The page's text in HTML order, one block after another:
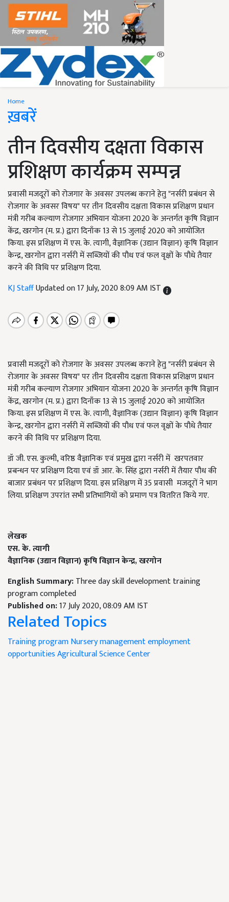
Home
ख़बरें
तीन दिवसीय दक्षता विकास
प्रशिक्षण कार्यक्रम सम्पन्न
प्रवासी मजदूरों को रोजगार के अवसर उपलब्ध कराने हेतु "नर्सरी प्रबंधन से
रोजगार के अवसर विषय" पर तीन दिवसीय दक्षता विकास प्रशिक्षण प्रधान
मंत्री गरीब कल्याण रोजगार अभियान योजना 2020 के अन्तर्गत कृषि विज्ञान
केंद्र, खरगोन (म. प्र.) द्वारा दिनाँक 13 से 15 जुलाई 2020 को आयोजित
किया. इस प्रशिक्षण में एस. के. त्यागी, वैज्ञानिक (उद्यान विज्ञान) कृषि विज्ञान
केन्द्र, खरगोन द्वारा नर्सरी में सब्जियों की पौध एवं फल वृक्षों के पौधे तैयार
करने की विधि पर प्रशिक्षण दिया.
KJ StaffUpdated on 17 July, 2020 8:09 AM IST
प्रवासी मजदूरों को रोजगार के अवसर उपलब्ध कराने हेतु "नर्सरी प्रबंधन से
रोजगार के अवसर विषय" पर तीन दिवसीय दक्षता विकास प्रशिक्षण प्रधान
मंत्री गरीब कल्याण रोजगार अभियान योजना 2020 के अन्तर्गत कृषि विज्ञान
केंद्र, खरगोन (म. प्र.) द्वारा दिनाँक 13 से 15 जुलाई 2020 को आयोजित
किया. इस प्रशिक्षण में एस. के. त्यागी, वैज्ञानिक (उद्यान विज्ञान) कृषि विज्ञान
केन्द्र, खरगोन द्वारा नर्सरी में सब्जियों की पौध एवं फल वृक्षों के पौधे तैयार
करने की विधि पर प्रशिक्षण दिया.
डॉ जी. एस. कुल्मी, वरिष्ठ वैज्ञानिक एवं प्रमुख द्वारा नर्सरी में खरपतवार
प्रबन्धन पर प्रशिक्षण दिया एवं डॉ आर. के. सिंह द्वारा नर्सरी में तैयार पौध की
बाजार प्रबंधन पर प्रशिक्षण दिया. इस प्रशिक्षण में 35 प्रवासी मजदूरों ने भाग
लिया. प्रशिक्षण उपरांत सभी प्रतिभागियों को प्रमाण पत्र वितरित किये गए.
लेखक
एस. के. त्यागी
वैज्ञानिक (उद्यान विज्ञान) कृषि विज्ञान केन्द्र,खरगोन
English Summary:Three day skill development training
program completed
Published on:17 July 2020, 08:09 AM IST
Related Topics
Training programNursery management employment
opportunitiesAgricultural Science Center